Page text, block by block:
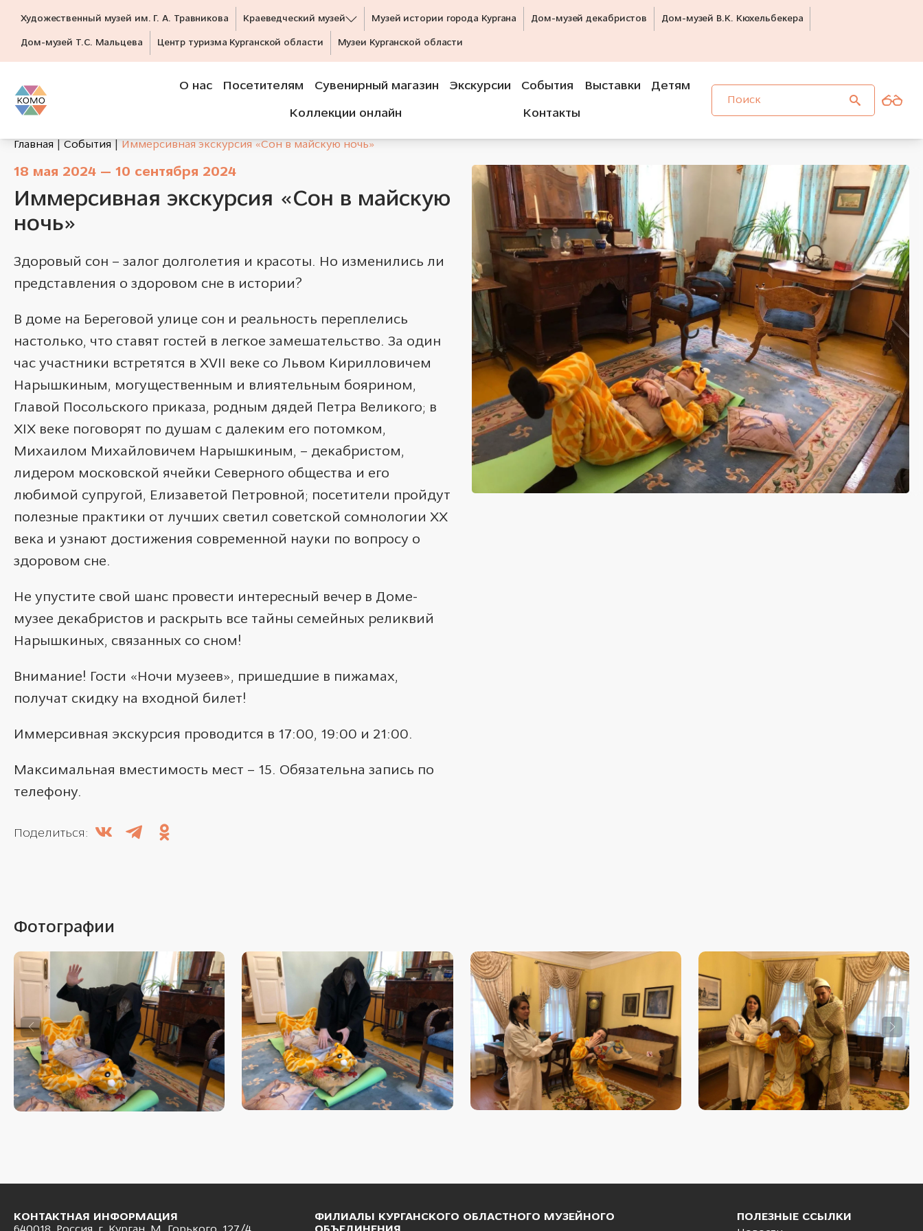
Художественный музей им. Г. А. Травникова Краеведческий музей Музей истории города Кургана Дом-музей декабристов Дом-музей В.К. Кюхельбекера
Дом-музей Т.С. Мальцева Центр туризма Курганской области Музеи Курганской области
О нас Посетителям Сувенирный магазин Экскурсии События Выставки Детям
Коллекции онлайн Контакты
Главная События Иммерсивная экскурсия «Сон в майскую ночь»
18 мая 2024 — 10 сентября 2024
Иммерсивная экскурсия «Сон в майскую
ночь»
Здоровый сон – залог долголетия и красоты. Но изменились ли
представления о здоровом сне в истории?
В доме на Береговой улице сон и реальность переплелись
настолько, что ставят гостей в легкое замешательство. За один
час участники встретятся в XVII веке со Львом Кирилловичем
Нарышкиным, могущественным и влиятельным боярином,
Главой Посольского приказа, родным дядей Петра Великого; в
XIX веке поговорят по душам с далеким его потомком,
Михаилом Михайловичем Нарышкиным, – декабристом,
лидером московской ячейки Северного общества и его
любимой супругой, Елизаветой Петровной; посетители пройдут
полезные практики от лучших светил советской сомнологии XX
века и узнают достижения современной науки по вопросу о
здоровом сне.
Не упустите свой шанс провести интересный вечер в Доме-
музее декабристов и раскрыть все тайны семейных реликвий
Нарышкиных, связанных со сном!
Внимание! Гости «Ночи музеев», пришедшие в пижамах,
получат скидку на входной билет!
Иммерсивная экскурсия проводится в 17:00, 19:00 и 21:00.
Максимальная вместимость мест – 15. Обязательна запись по
телефону.
Поделиться:
Фотографии
КОНТАКТНАЯ ИНФОРМАЦИЯ
ФИЛИАЛЫ КУРГАНСКОГО ОБЛАСТНОГО МУЗЕЙНОГО
ПОЛЕЗНЫЕ ССЫЛКИ